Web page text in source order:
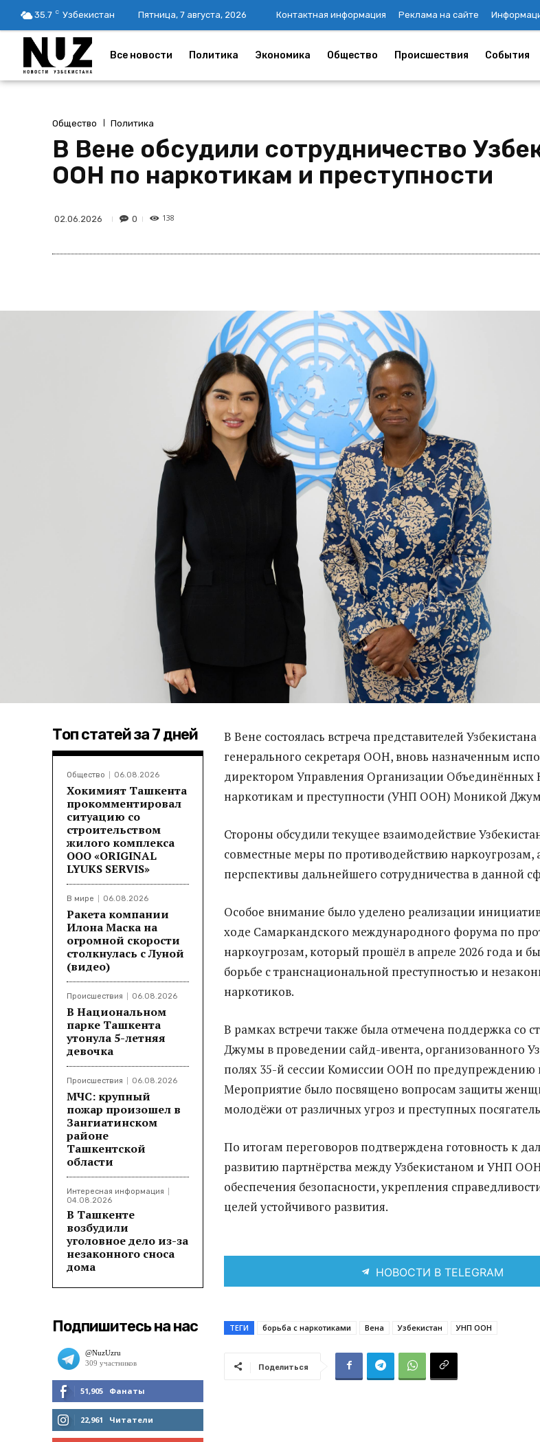
35.7 C Узбекистан Пятница, 7 августа, 2026 Контактная информация Реклама на сайте
Все новости Политика Экономика Общество Происшествия События
Общество Политика
В Вене обсудили сотрудничество
ООН по наркотикам и преступности
02.06.2026 0 138
Топ статей за 7 дней
Общество 06.08.2026
Хокимият Ташкента
прокомментировал
ситуацию со
строительством
жилого комплекса
ООО «ORIGINAL
LYUKS SERVIS»
В мире 06.08.2026
Ракета компании
Илона Маска на
огромной скорости
столкнулась с Луной
(видео)
Происшествия 06.08.2026
В Национальном
парке Ташкента
утонула 5-летняя
девочка
Происшествия 06.08.2026
МЧС: крупный
пожар произошел в
Зангиатинском
районе
Ташкентской
области
Интересная информация
04.08.2026
В Ташкенте
возбудили
уголовное дело из-за
незаконного сноса
дома
Подпишитесь на нас
51,905 Фанаты
МНЕ НРАВИТСЯ
22,961 Читатели
В Вене состоялась встреча представителей
генерального секретаря ООН, вновь назначенным
директором Управления Организации Объединённых
наркотикам и преступности (УНП ООН) Моникой
Стороны обсудили текущее взаимодействие
совместные меры по противодействию наркоугрозам,
перспективы дальнейшего сотрудничества в данной
Особое внимание было уделено реализации
ходе Самаркандского международного форума по
наркоугрозам, который прошёл в апреле 2026 года и
борьбе с транснациональной преступностью и
наркотиков.
В рамках встречи также была отмечена поддержка со
Джумы в проведении сайд-ивента, организованного
полях 35-й сессии Комиссии ООН по предупреждению
Мероприятие было посвящено вопросам защиты
молодёжи от различных угроз и преступных
По итогам переговоров подтверждена готовность к
развитию партнёрства между Узбекистаном и УНП
обеспечения безопасности, укрепления
целей устойчивого развития.
НОВОСТИ В TELEGRAM
ТЕГИ борьба с наркотиками Вена Узбекистан УНП ООН
Поделиться